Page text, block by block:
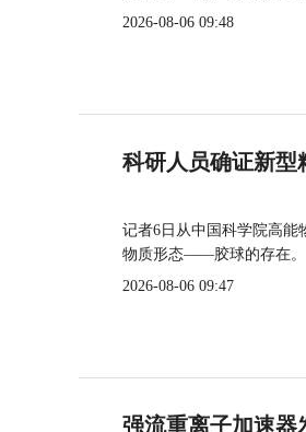
2026-08-06 09:48
科研人员确证新型
记者6日从中国科学院高能
物质形态——胶球的存在。
2026-08-06 09:47
强流重离子加速器